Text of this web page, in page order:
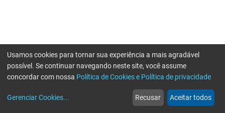
web
Notícias
more_horiz
Mais
Usamos cookies para tornar sua experiência a mais agradável
possível. Se continuar navegando neste site, você assume
concordar com nossa Política de Cookies e Política de privacidade
Gerenciar Cookies... Recusar Aceitar todos
Erro ao enviar informações, por favor tente novamente